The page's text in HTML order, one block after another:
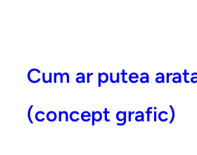
Cum ar putea
(concept grafic)